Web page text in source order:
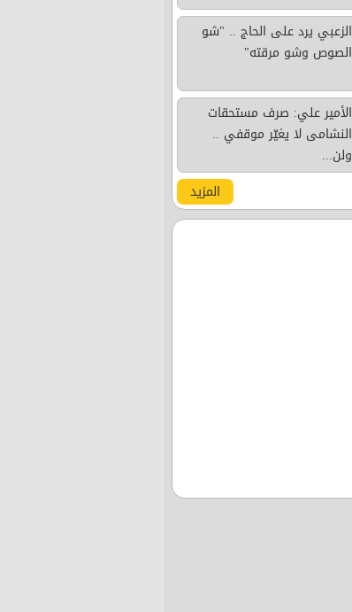
الزعبي يرد على الحاج .. "شو
الصوص وشو مرقته"
الأمير علي: صرف مستحقات
النشامى لا يغيّر موقفي ..
ولن...
المزيد